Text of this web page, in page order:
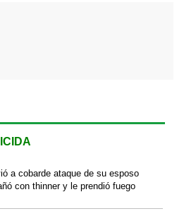
a cobarde ataque de su esposo
con thinner y le prendió fuego